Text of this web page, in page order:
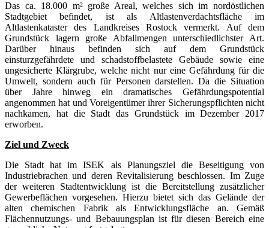
Das ca. 18.000 m² große Areal, welches sich im nordöstlichen
Stadtgebiet befindet, ist als Altlastenverdachtsfläche im
Altlastenkataster des Landkreises Rostock vermerkt. Auf dem
Grundstück lagern große Abfallmengen unterschiedlichster Art.
Darüber hinaus befinden sich auf dem Grundstück
einsturzgefährdete und schadstoffbelastete Gebäude sowie eine
ungesicherte Klärgrube, welche nicht nur eine Gefährdung für die
Umwelt, sondern auch für Personen darstellen. Da die Situation
über Jahre hinweg ein dramatisches Gefährdungspotential
angenommen hat und Voreigentümer ihrer Sicherungspflichten nicht
nachkamen, hat die Stadt das Grundstück im Dezember 2017
erworben.
Ziel und Zweck
Die Stadt hat im ISEK als Planungsziel die Beseitigung von
Industriebrachen und deren Revitalisierung beschlossen. Im Zuge
der weiteren Stadtentwicklung ist die Bereitstellung zusätzlicher
Gewerbeflächen vorgesehen. Hierzu bietet sich das Gelände der
alten chemischen Fabrik als Entwicklungsfläche an. Gemäß
Flächennutzungs- und Bebauungsplan ist für diesen Bereich eine